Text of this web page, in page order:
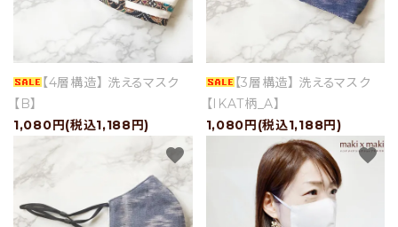
【4層構造】 洗えるマスク
【B】
1,080円(税込1,188円)
【3層構造】 洗えるマスク
【IKAT柄_A】
1,080円(税込1,188円)
favorite favorite